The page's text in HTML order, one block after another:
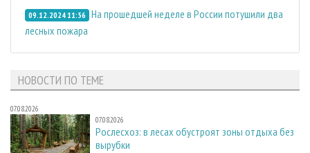
09.12.2024 11:56 На прошедшей неделе в России потушили два
лесных пожара
НОВОСТИ ПО ТЕМЕ
07.08.2026
07.08.2026
Рослесхоз: в лесах обустроят зоны отдыха без
вырубки